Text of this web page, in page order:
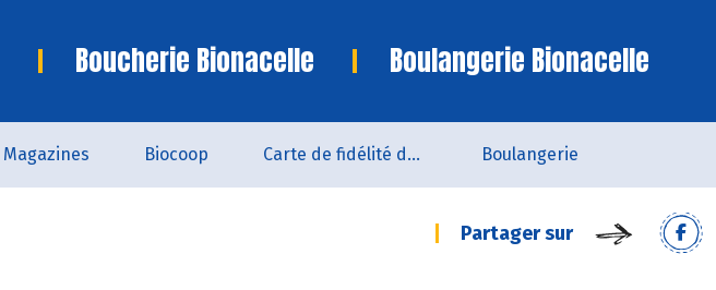
Boucherie Bionacelle Boulangerie Bionacelle
Magazines Biocoop Carte de fidélité du magasin Boulangerie
Partager sur